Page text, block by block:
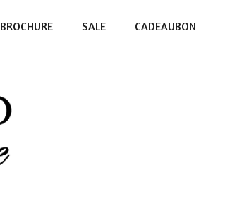
BROCHURE SALE CADEAUBON